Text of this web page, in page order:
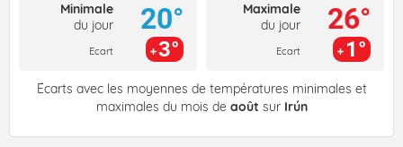
Minimale
du jour
Ecart
20°
3°
Maximale
du jour
Ecart
26°
1°
Écarts avec les moyennes de températures minimales et
maximales du mois de août sur Irún